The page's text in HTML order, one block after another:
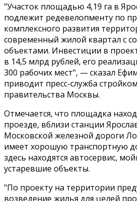
"Участок площадью 4,19 га в
подлежит редевелопменту по
комплексного развития
современный жилой квартал с
объектами. Инвестиции в
в 14,5 млрд рублей, его
300 рабочих мест", — сказал
приводит пресс-служба
правительства Москвы.
Отмечается, что площадка
проезде, вблизи станции
Московской железной дороги
имеет хорошую транспортную
здесь находятся автосервис,
устаревшие объекты.
"По проекту на территории
возведение жилья для целей